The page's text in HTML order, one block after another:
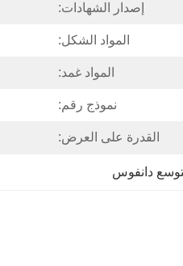
إصدار الشهادات:
المواد الشكل:
المواد غمد:
نموذج رقم:
القدرة على العرض:
دانفوس